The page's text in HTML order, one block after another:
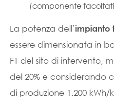
(componente
La potenza dell’impianto
essere dimensionata in
F1 del sito di intervento,
del 20% e considerando
di produzione 1.200 kWh/